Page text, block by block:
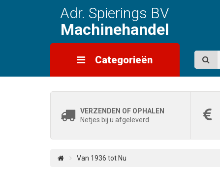
Adr. Spierings BV
Machinehandel
Categorieën
VERZENDEN OF OPHALEN
Netjes bij u afgeleverd
Van 1936 tot Nu